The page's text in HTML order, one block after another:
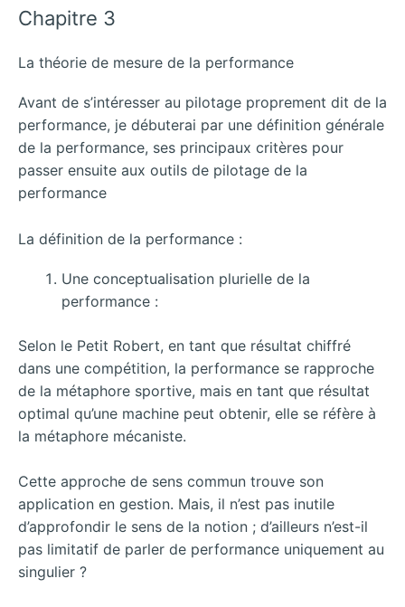
Chapitre 3
La théorie de mesure de la performance
Avant de s’intéresser au pilotage proprement dit de la
performance, je débuterai par une définition générale
de la performance, ses principaux critères pour
passer ensuite aux outils de pilotage de la
performance
La définition de la performance :
Une conceptualisation plurielle de la
performance :
Selon le Petit Robert, en tant que résultat chiffré
dans une compétition, la performance se rapproche
de la métaphore sportive, mais en tant que résultat
optimal qu’une machine peut obtenir, elle se réfère à
la métaphore mécaniste.
Cette approche de sens commun trouve son
application en gestion. Mais, il n’est pas inutile
d’approfondir le sens de la notion ; d’ailleurs n’est-il
pas limitatif de parler de performance uniquement au
singulier ?